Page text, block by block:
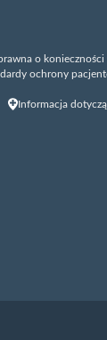
o
ochrony
Informacja